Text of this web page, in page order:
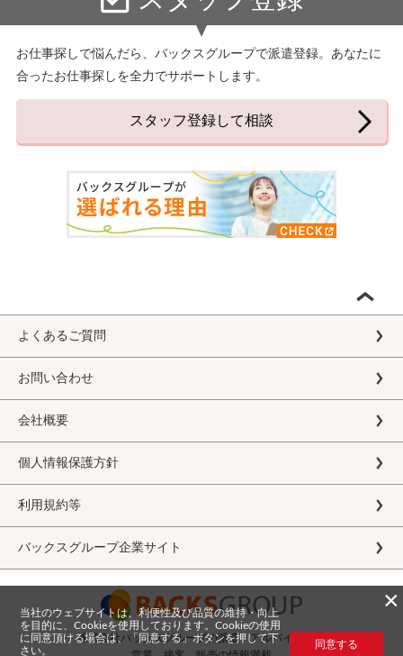
お仕事探しで悩んだら、バックスグループで派遣登録。あなたに
合ったお仕事探しを全力でサポートします。
スタッフ登録して相談
よくあるご質問
お問い合わせ
会社概要
個人情報保護方針
利用規約等
バックスグループ企業サイト
株式会社バックスグループの派遣・アルバイト求人
×
当社のウェブサイトは、利便性及び品質の維持・向上
を目的に、Cookieを使用しております。Cookieの使用
に同意頂ける場合は、「同意する」ボタンを押して下
さい。
同意する